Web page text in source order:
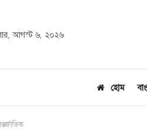
আগস্ট ৬, ২০২৬
হোম